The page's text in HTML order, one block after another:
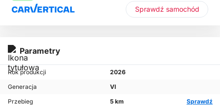
Sprawdź samochód
Parametry
Rok produkcji
2026
Generacja
VI
Przebieg
5 km
Sprawdź